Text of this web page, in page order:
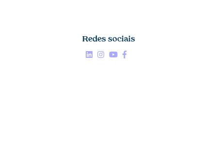
Redes sociais
Linkedin
  